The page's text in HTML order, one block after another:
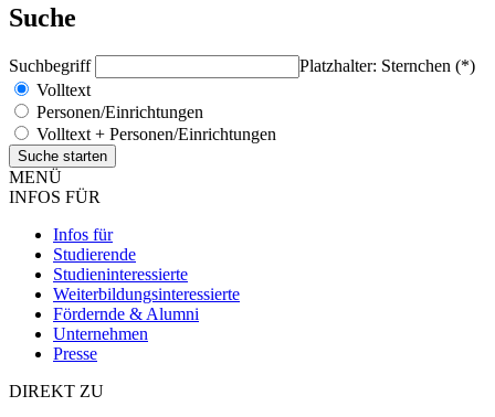
Suche
Suchbegriff
Platzhalter: Sternchen (*)
Volltext
Personen/Einrichtungen
Volltext + Personen/Einrichtungen
MENÜ
INFOS FÜR
Infos für
Studierende
Studieninteressierte
Weiterbildungsinteressierte
Fördernde & Alumni
Unternehmen
Presse
DIREKT ZU